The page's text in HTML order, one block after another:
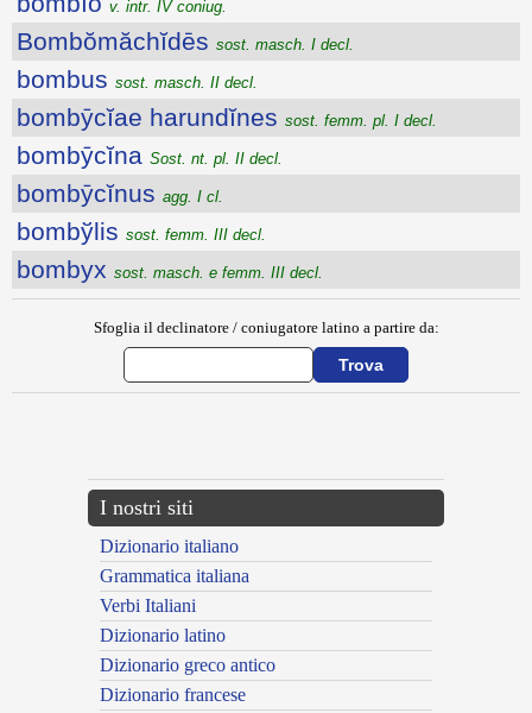
v. intr. IV coniug.
Bombŏmăchĭdēs sost. masch. I decl.
bombus sost. masch. II decl.
bombȳcĭae harundĭnes sost. femm. pl. I decl.
bombȳcĭna Sost. nt. pl. II decl.
bombȳcĭnus agg. I cl.
bombўlis sost. femm. III decl.
bombyx sost. masch. e femm. III decl.
Sfoglia il declinatore / coniugatore latino a partire da:
I nostri siti
Dizionario italiano
Grammatica italiana
Verbi Italiani
Dizionario latino
Dizionario greco antico
Dizionario francese